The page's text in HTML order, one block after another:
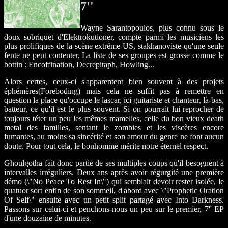
7''
Wayne Sarantopoulos, plus connu sous le
doux sobriquet d'Elektrokutioner, compte parmi les musiciens les
plus prolifiques de la scène extrême US, stakhanoviste qu'une seule
fente ne peut contenter. La liste de ses groupes est grosse comme le
bottin : Encoffination, Decrepitaph, Howling...
Alors certes, ceux-ci s'apparentent bien souvent à des projets
éphémères(Foreboding) mais cela ne suffit pas à remettre en
question la place qu'occupe le lascar, ici guitariste et chanteur, là-bas,
batteur, ce qu'il est le plus souvent. Si on pourrait lui reprocher de
toujours téter un peu les mêmes mamelles, celle du bon vieux death
metal des familles, sentant le zombies et les viscères encore
fumantes, au moins sa sincérité et son amour du genre ne font aucun
doute. Pour tout cela, le bonhomme mérite notre éternel respect.
Ghoulgotha fait donc partie de ses multiples coups qu'il besognent à
intervalles irréguliers. Deux ans après avoir régurgité une première
démo (\"No Peace To Rest In\") qui semblait devoir rester isolée, le
quatuor sort enfin de son sommeil, d'abord avec \"Prophetic Oration
Of Self\" ensuite avec un petit split partagé avec Into Darkness.
Passons sur celui-ci et penchons-nous un peu sur le premier, 7'' EP
d'une douzaine de minutes.